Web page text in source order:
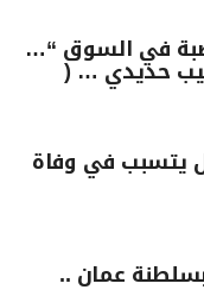
في السوق “…
حديدي … (
يتسبب في وفاة
عمان ..